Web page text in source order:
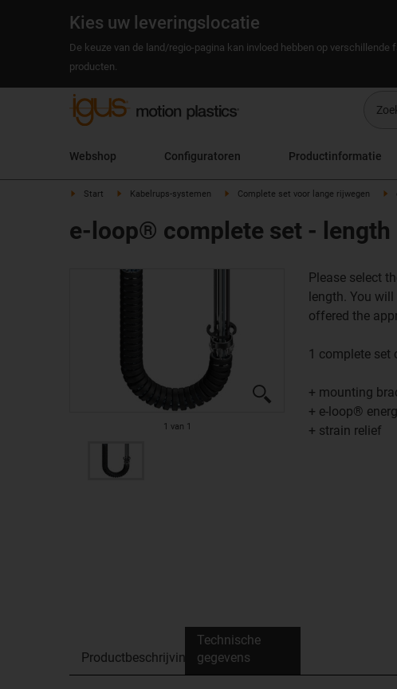
Kies uw leveringslocatie
De keuze van de land/regio-pagina kan invloed hebben op
producten.
Webshop Configuratoren Productinformatie
Start Kabelrups-systemen Complete set voor lange rijwegen
e-loop® complete set - length
1 van 1
Please select
length. You
offered the
1 complete set
+ mounting
+ e-loop®
+ strain relief
Productbeschrijving
Technische
gegevens